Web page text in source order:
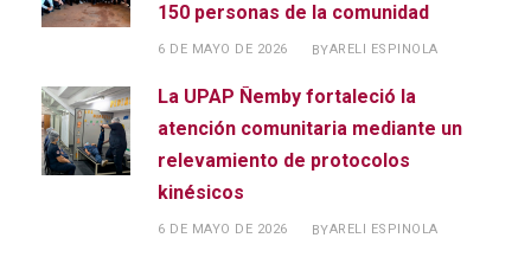
150 personas de la comunidad
6 DE MAYO DE 2026 BYARELI ESPINOLA
La UPAP Ñemby fortaleció la
atención comunitaria mediante un
relevamiento de protocolos
kinésicos
6 DE MAYO DE 2026 BYARELI ESPINOLA